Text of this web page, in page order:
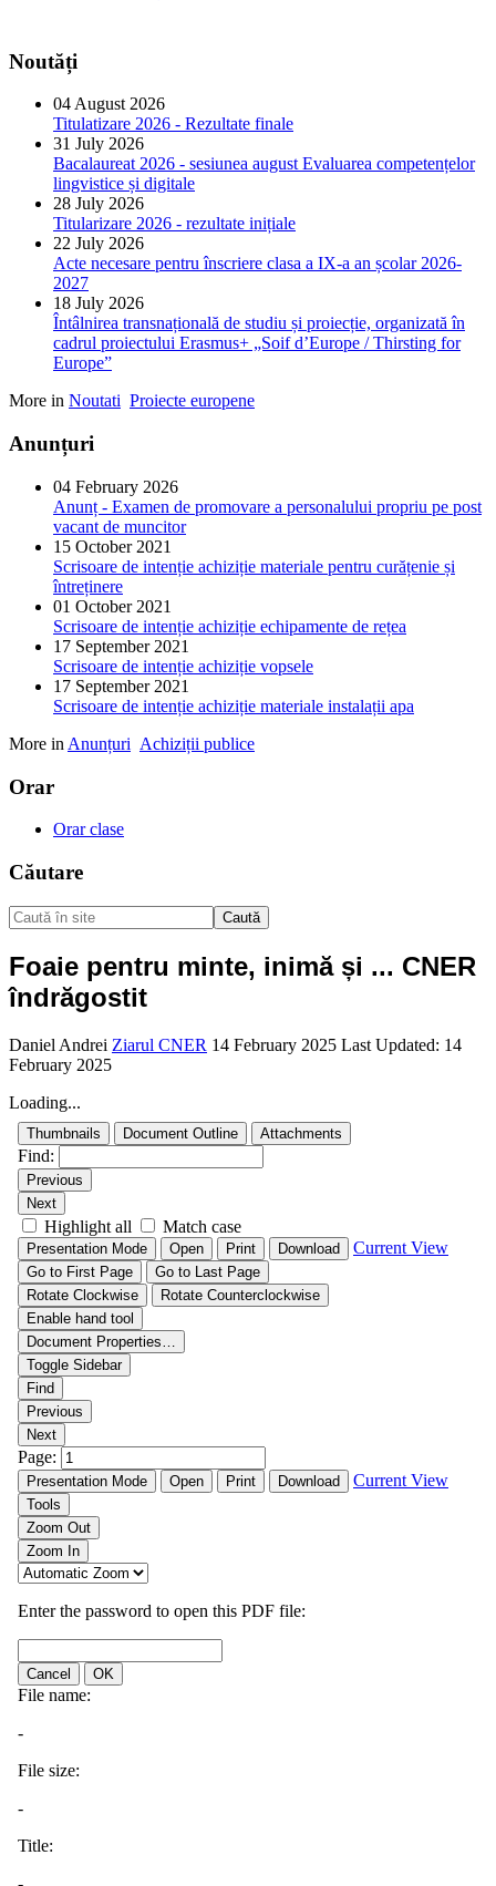
Noutăți
04 August 2026
Titulatizare 2026 - Rezultate finale
31 July 2026
Bacalaureat 2026 - sesiunea august Evaluarea competențelor
lingvistice și digitale
28 July 2026
Titularizare 2026 - rezultate inițiale
22 July 2026
Acte necesare pentru înscriere clasa a IX-a an școlar 2026-
2027
18 July 2026
Întâlnirea transnațională de studiu și proiecție, organizată în
cadrul proiectului Erasmus+ „Soif d’Europe / Thirsting for
Europe”
More in Noutati Proiecte europene
Anunțuri
04 February 2026
Anunț - Examen de promovare a personalului propriu pe post
vacant de muncitor
15 October 2021
Scrisoare de intenție achiziție materiale pentru curățenie și
întreținere
01 October 2021
Scrisoare de intenție achiziție echipamente de rețea
17 September 2021
Scrisoare de intenție achiziție vopsele
17 September 2021
Scrisoare de intenție achiziție materiale instalații apa
More in Anunțuri Achiziții publice
Orar
Orar clase
Căutare
Caută
Foaie pentru minte, inimă și ... CNER
îndrăgostit
Daniel Andrei Ziarul CNER 14 February 2025 Last Updated: 14
February 2025
Loading...